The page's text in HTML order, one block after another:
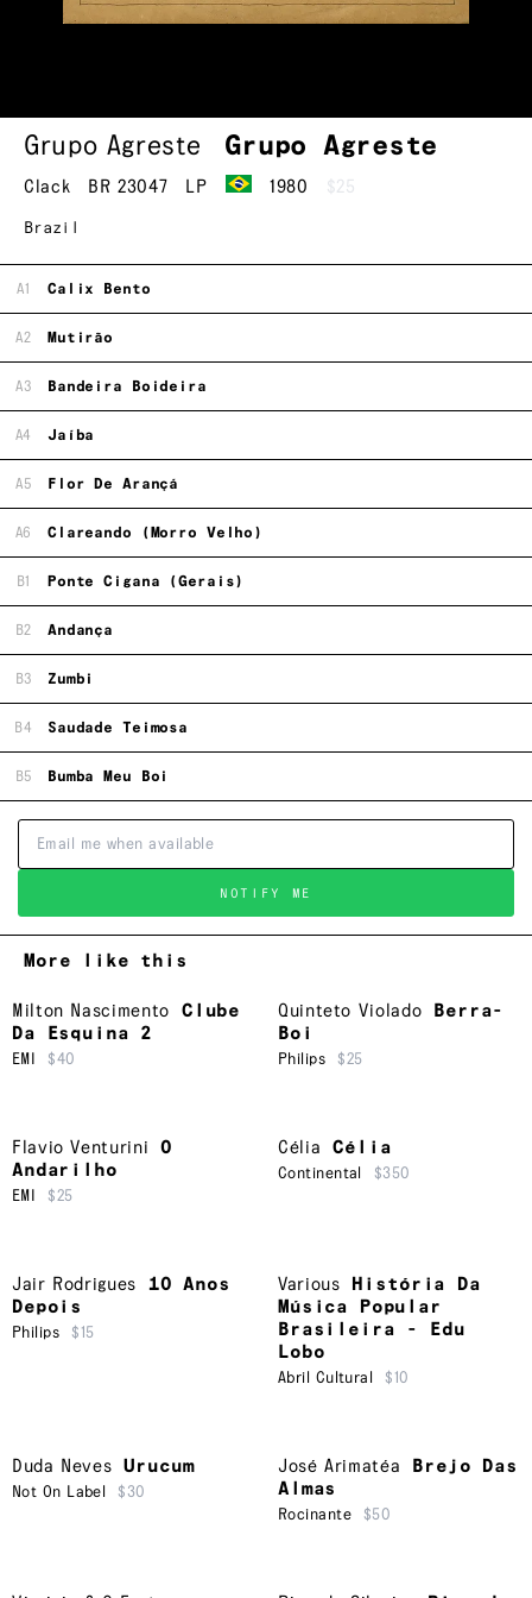
Grupo Agreste Grupo Agreste
Clack BR 23047 LP 1980 $25
Brazil
A1 Calix Bento
A2 Mutirão
A3 Bandeira Boideira
A4 Jaíba
A5 Flor De Arançá
A6 Clareando (Morro Velho)
B1 Ponte Cigana (Gerais)
B2 Andança
B3 Zumbi
B4 Saudade Teimosa
B5 Bumba Meu Boi
NOTIFY ME
More like this
Milton Nascimento
Clube
Da Esquina 2
EMI $40
Quinteto Violado
Berra-
Boi
Philips $25
Flavio Venturini
O
Andarilho
EMI $25
Célia Célia
Continental $350
Jair Rodrigues
10 Anos
Depois
Philips $15
Various
História Da
Música Popular
Brasileira - Edu
Lobo
Abril Cultural $10
Duda Neves Urucum
Not On Label $30
José Arimatéa
Brejo Das
Almas
Rocinante $50